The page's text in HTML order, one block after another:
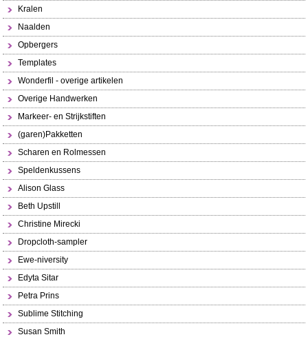
Kralen
Naalden
Opbergers
Templates
Wonderfil - overige artikelen
Overige Handwerken
Markeer- en Strijkstiften
(garen)Pakketten
Scharen en Rolmessen
Speldenkussens
Alison Glass
Beth Upstill
Christine Mirecki
Dropcloth-sampler
Ewe-niversity
Edyta Sitar
Petra Prins
Sublime Stitching
Susan Smith